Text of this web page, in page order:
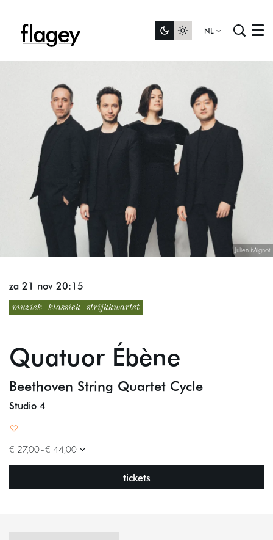
NL Menu
Julien Mignot
muziek klassiek strijkkwartet
Quatuor Ébène
Beethoven String Quartet Cycle
za 21 nov 20:15
Studio 4
€ 27,00–€ 44,00
tickets